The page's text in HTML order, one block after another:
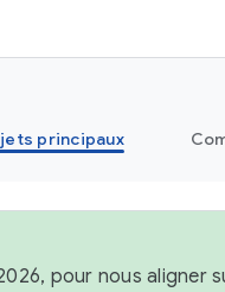
principaux
pour nous aligner